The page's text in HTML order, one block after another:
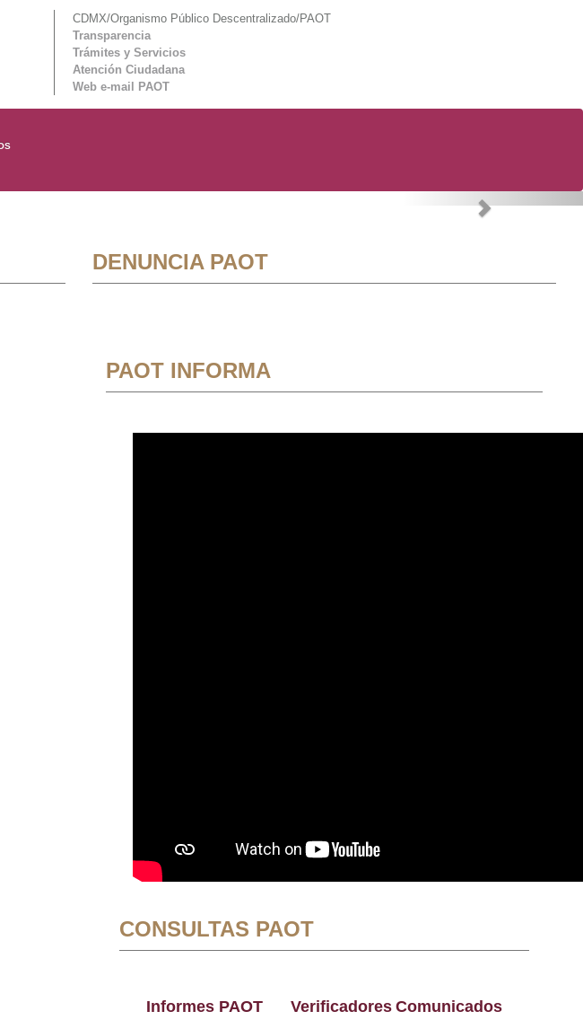
CDMX/Organismo Público Descentralizado/PAOT
Transparencia
Trámites y Servicios
Atención Ciudadana
Web e-mail PAOT
Next
DENUNCIA PAOT
PAOT INFORMA
CONSULTAS PAOT
Informes PAOT
Verificadores Comunicados